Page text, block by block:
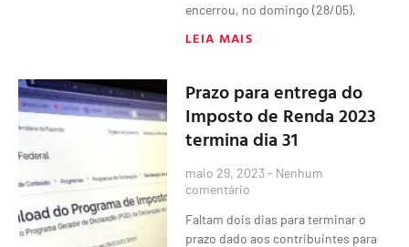
encerrou, no domingo (28/05),
LEIA MAIS
Prazo para entrega do
Imposto de Renda 2023
termina dia 31
maio 29, 2023 Nenhum
comentário
Faltam dois dias para terminar o
prazo dado aos contribuintes para